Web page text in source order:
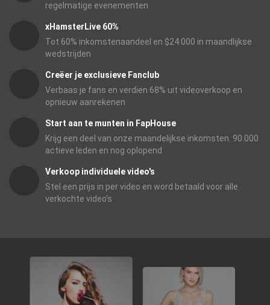
regelmatige evenementen
xHamsterLive 60%
Tot 60% inkomstenaandeel en $24.000 in maandlijkse
wedstrijden
Creëer je exclusieve Fanclub
Verbaas je fans en verdien 68% uit videoverkoop en
opnieuw aanrekenen
Start aan te munten in FapHouse
Krijg een deel van onze maandelijkse inkomsten. 90.000
actieve leden en nog oplopend
Verkoop individuele video's
Stel een prijs in per video en word betaald voor alle
verkochte video's